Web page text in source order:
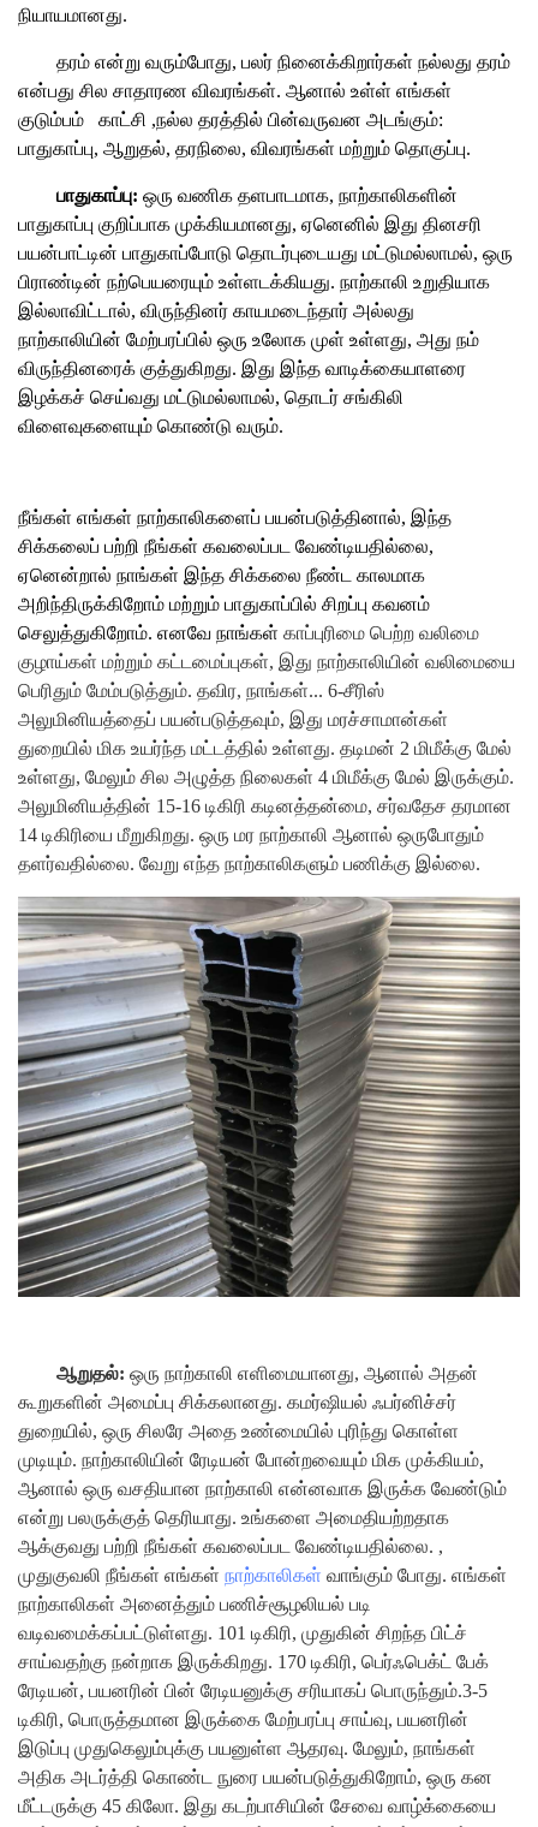
நியாயமானது.
தரம் என்று வரும்போது, ​​பலர் நினைக்கிறார்கள் நல்லது தரம்
என்பது சில சாதாரண விவரங்கள். ஆனால் உள்ள் எங்கள்
குடும்பம்
காட்சி ,நல்ல தரத்தில் பின்வருவன அடங்கும்:
பாதுகாப்பு, ஆறுதல், தரநிலை, விவரங்கள் மற்றும் தொகுப்பு.
பாதுகாப்பு:ஒரு வணிக தளபாடமாக, நாற்காலிகளின்
பாதுகாப்பு குறிப்பாக முக்கியமானது, ஏனெனில் இது தினசரி
பயன்பாட்டின் பாதுகாப்போடு தொடர்புடையது மட்டுமல்லாமல், ஒரு
பிராண்டின் நற்பெயரையும் உள்ளடக்கியது. நாற்காலி உறுதியாக
இல்லாவிட்டால், விருந்தினர் காயமடைந்தார் அல்லது
நாற்காலியின் மேற்பரப்பில் ஒரு உலோக முள் உள்ளது, அது நம்
விருந்தினரைக் குத்துகிறது. இது இந்த வாடிக்கையாளரை
இழக்கச் செய்வது மட்டுமல்லாமல், தொடர் சங்கிலி
விளைவுகளையும் கொண்டு வரும்.
நீங்கள் எங்கள் நாற்காலிகளைப் பயன்படுத்தினால், இந்த
சிக்கலைப் பற்றி நீங்கள் கவலைப்பட வேண்டியதில்லை,
ஏனென்றால் நாங்கள் இந்த சிக்கலை நீண்ட காலமாக
அறிந்திருக்கிறோம் மற்றும் பாதுகாப்பில் சிறப்பு கவனம்
செலுத்துகிறோம். எனவே நாங்கள் காப்புரிமை பெற்ற வலிமை
குழாய்கள் மற்றும் கட்டமைப்புகள், இது நாற்காலியின் வலிமையை
பெரிதும் மேம்படுத்தும். தவிர, நாங்கள்... 6-சீரிஸ்
அலுமினியத்தைப் பயன்படுத்தவும், இது மரச்சாமான்கள்
துறையில் மிக உயர்ந்த மட்டத்தில் உள்ளது. தடிமன் 2 மிமீக்கு மேல்
உள்ளது, மேலும் சில அழுத்த நிலைகள் 4 மிமீக்கு மேல் இருக்கும்.
அலுமினியத்தின் 15-16 டிகிரி கடினத்தன்மை, சர்வதேச தரமான
14 டிகிரியை மீறுகிறது. ஒரு மர நாற்காலி ஆனால் ஒருபோதும்
தளர்வதில்லை. வேறு எந்த நாற்காலிகளும் பணிக்கு இல்லை.
ஆறுதல்:ஒரு நாற்காலி எளிமையானது, ஆனால் அதன்
கூறுகளின் அமைப்பு சிக்கலானது. கமர்ஷியல் ஃபர்னிச்சர்
துறையில், ஒரு சிலரே அதை உண்மையில் புரிந்து கொள்ள
முடியும். நாற்காலியின் ரேடியன் போன்றவையும் மிக முக்கியம்,
ஆனால் ஒரு வசதியான நாற்காலி என்னவாக இருக்க வேண்டும்
என்று பலருக்குத் தெரியாது. உங்களை அமைதியற்றதாக
ஆக்குவது பற்றி நீங்கள் கவலைப்பட வேண்டியதில்லை. ,
முதுகுவலி நீங்கள் எங்கள் நாற்காலிகள் வாங்கும் போது. எங்கள்
நாற்காலிகள் அனைத்தும் பணிச்சூழலியல் படி
வடிவமைக்கப்பட்டுள்ளது. 101 டிகிரி, முதுகின் சிறந்த பிட்ச்
சாய்வதற்கு நன்றாக இருக்கிறது. 170 டிகிரி, பெர்ஃபெக்ட் பேக்
ரேடியன், பயனரின் பின் ரேடியனுக்கு சரியாகப் பொருந்தும்.3-5
டிகிரி, பொருத்தமான இருக்கை மேற்பரப்பு சாய்வு, பயனரின்
இடுப்பு முதுகெலும்புக்கு பயனுள்ள ஆதரவு. மேலும், நாங்கள்
அதிக அடர்த்தி கொண்ட நுரை பயன்படுத்துகிறோம், ஒரு கன
மீட்டருக்கு 45 கிலோ. இது கடற்பாசியின் சேவை வாழ்க்கையை